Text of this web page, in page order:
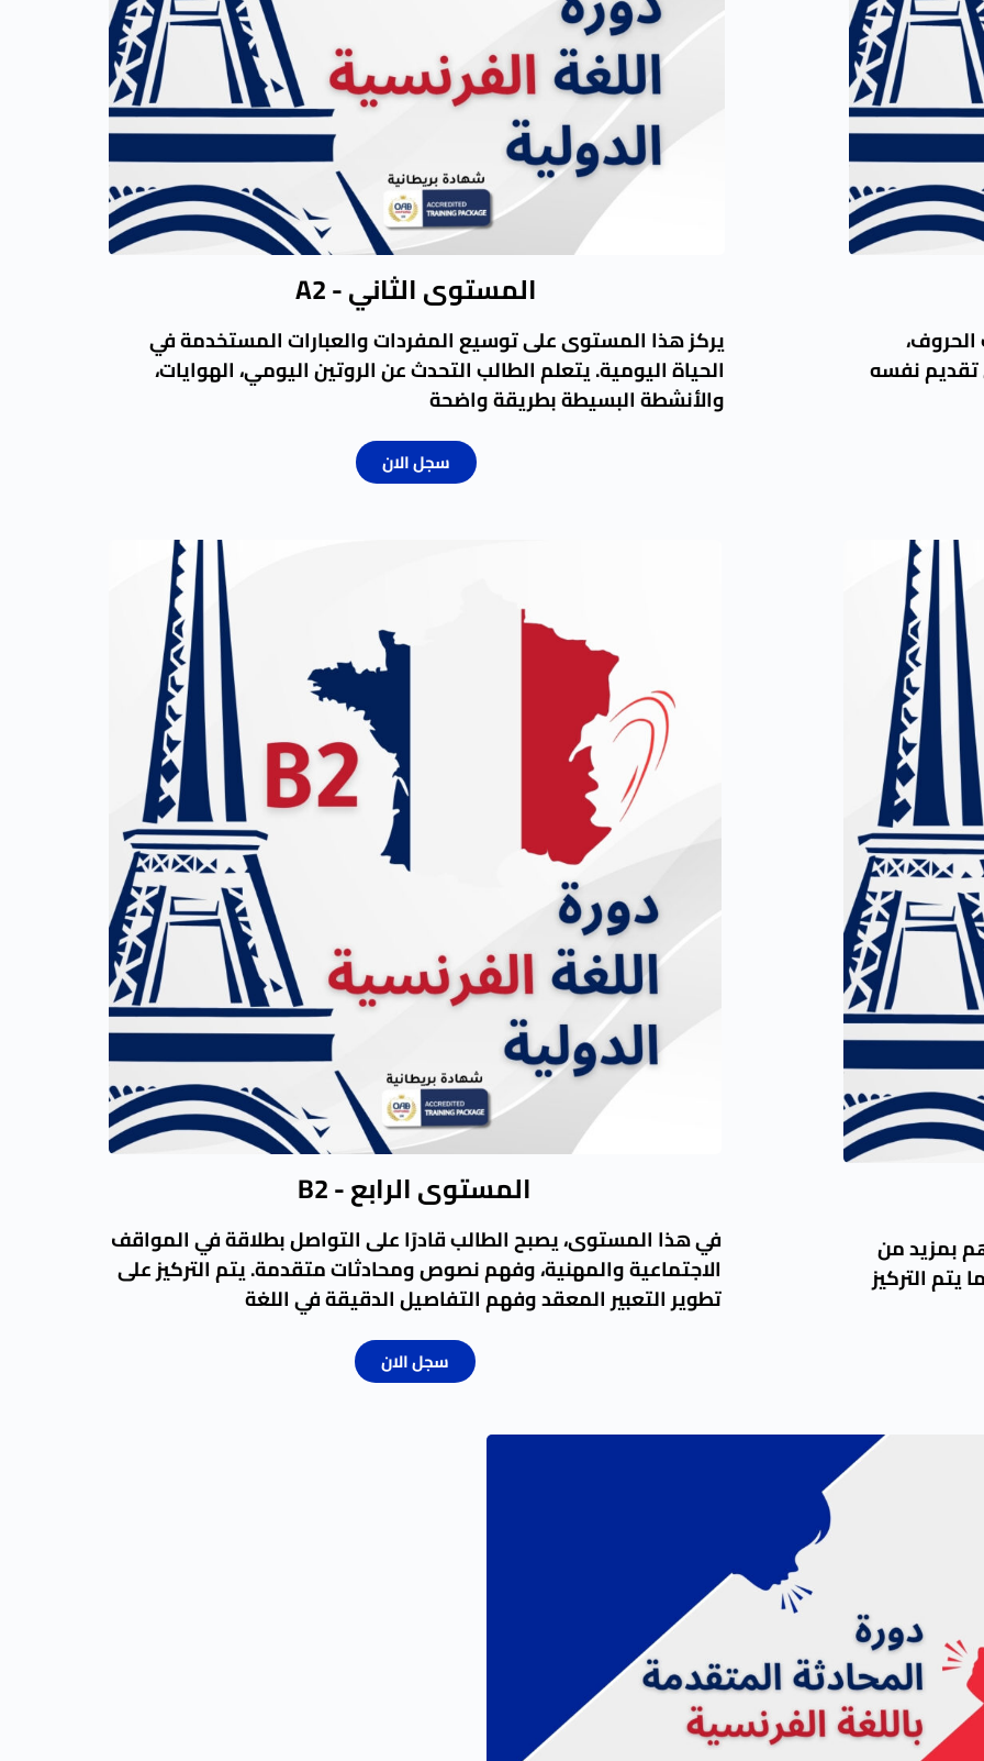
تقديم نفسه
المستوى الثاني - A2
يركز هذا المستوى على توسيع المفردات والعبارات المستخدمة في
الحياة اليومية. يتعلم الطالب التحدث عن الروتين اليومي، الهوايات،
والأنشطة البسيطة بطريقة واضحة
سجل الان
بمزيد من
التركيز
المستوى الرابع - B2
في هذا المستوى، يصبح الطالب قادرًا على التواصل بطلاقة في المواقف
الاجتماعية والمهنية، وفهم نصوص ومحادثات متقدمة. يتم التركيز على
تطوير التعبير المعقد وفهم التفاصيل الدقيقة في اللغة
سجل الان